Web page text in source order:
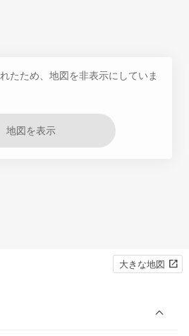
たため、地図を非表示にしていま
地図を表示
大きな地図